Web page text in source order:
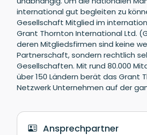
international gut begleiten zu
Gesellschaft Mitglied im
Grant Thornton International Ltd.
deren Mitgliedsfirmen sind keine
Partnerschaft, sondern rechtlich
Gesellschaften. Mit rund 80.000
über 150 Ländern berät das Grant
Netzwerk Unternehmen auf der
Ansprechpartner